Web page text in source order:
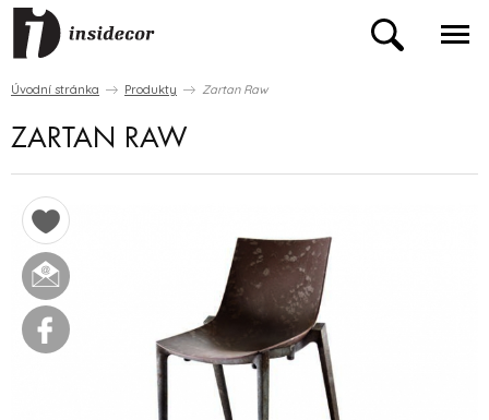
Úvodní stránka Produkty Zartan Raw
ZARTAN RAW